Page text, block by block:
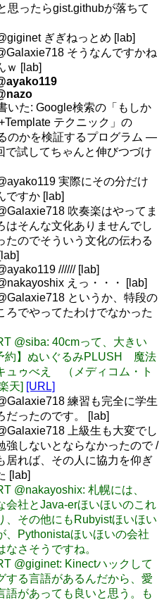
思ったらgist.githubが落ちて
ぎぎねっとめ [lab]
そうなんですかね
ｗ [lab]
いた: Google検索の「もしか
テクニック」の
のかを検証するプログラム —
で試してちゃんと伸びつづけ
実際にその分だけ
ですか [lab]
吹奏楽はやってま
はそんな文化ありませんでし
たのでそういう文化の伝わる
////// [lab]
えっ・・・ [lab]
というか、特段の
ろでやってたわけでなかった
@siba: 40cmって、大きい
】ぬいぐるみPLUSH 魔法
ゥべえ （メディコム・ト
天] [URL]
練習も完全に学生
だったのです。 [lab]
上級生も大変でし
強しないとならなかったので /
居れば、その人に協力を仰ぎ
[lab]
@nakayoshix: 札幌には、
会社とJava-erほいほいのこれ
、その他にもRubyistほいほい
、Pythonistaほいほいの会社
さそうですね。
@giginet: Kinectハックして
する言語があるんだから、愛
語があっても良いと思う。も